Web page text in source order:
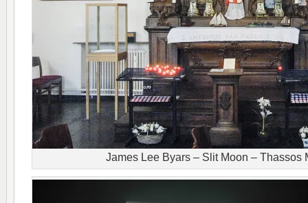
James Lee Byars – Slit Moon – Thassos